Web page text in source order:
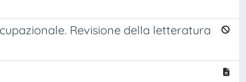
Revisione della letteratura